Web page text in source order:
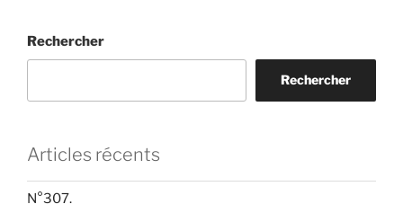
Rechercher
Rechercher
Articles récents
N°307.